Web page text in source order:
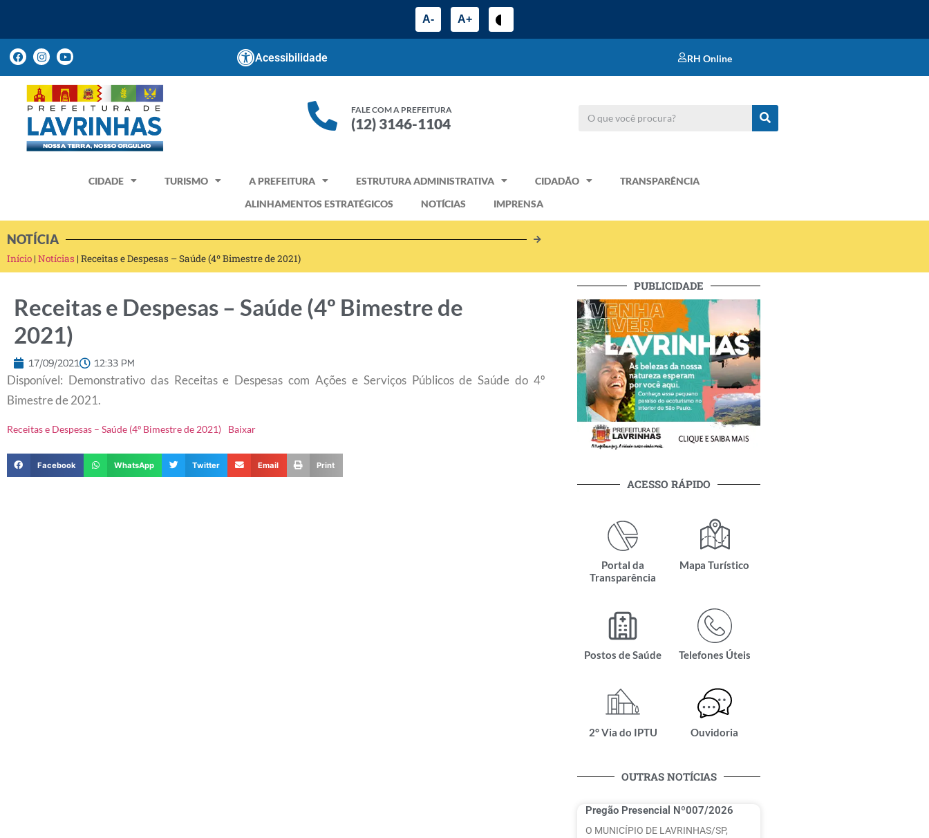
A- A+
Acessibilidade RH Online
FALE COM A PREFEITURA
(12) 3146-1104
CIDADE TURISMO A PREFEITURA ESTRUTURA ADMINISTRATIVA CIDADÃO
TRANSPARÊNCIA
ALINHAMENTOS ESTRATÉGICOS
NOTÍCIAS IMPRENSA
NOTÍCIA
Início | Notícias | Receitas e Despesas – Saúde (4º Bimestre de 2021)
Receitas e Despesas – Saúde (4º Bimestre de
2021)
17/09/2021 12:33 PM
Disponível: Demonstrativo das Receitas e Despesas com Ações e Serviços Públicos de Saúde do 4º
Bimestre de 2021.
Receitas e Despesas – Saúde (4º Bimestre de 2021) Baixar
Facebook WhatsApp Twitter Email Print
PUBLICIDADE
ACESSO RÁPIDO
Portal da
Transparência
Mapa Turístico
Postos de Saúde Telefones Úteis
2° Via do IPTU Ouvidoria
OUTRAS NOTÍCIAS
Pregão Presencial Nº007/2026
O MUNICÍPIO DE LAVRINHAS/SP,